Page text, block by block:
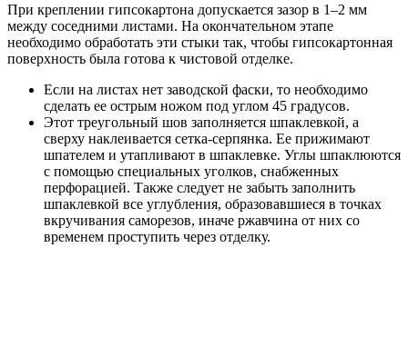
При креплении гипсокартона допускается зазор в 1–2 мм
между соседними листами. На окончательном этапе
необходимо обработать эти стыки так, чтобы гипсокартонная
поверхность была готова к чистовой отделке.
Если на листах нет заводской фаски, то необходимо
сделать ее острым ножом под углом 45 градусов.
Этот треугольный шов заполняется шпаклевкой, а
сверху наклеивается сетка-серпянка. Ее прижимают
шпателем и утапливают в шпаклевке. Углы шпаклюются
с помощью специальных уголков, снабженных
перфорацией. Также следует не забыть заполнить
шпаклевкой все углубления, образовавшиеся в точках
вкручивания саморезов, иначе ржавчина от них со
временем проступить через отделку.